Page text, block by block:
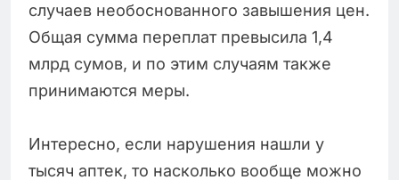
случаев необоснованного завышения цен.
Общая сумма переплат превысила 1,4
млрд сумов, и по этим случаям также
принимаются меры.
Интересно, если нарушения нашли у
тысяч аптек, то насколько вообще можно